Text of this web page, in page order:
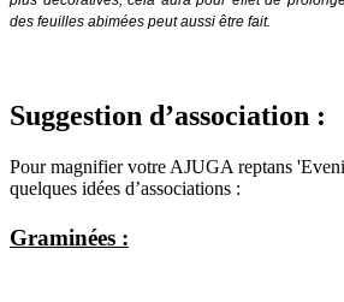
des feuilles abimées peut aussi être fait.
Suggestion d’association :
Pour magnifier votre AJUGA reptans
quelques idées d’associations :
Graminées :